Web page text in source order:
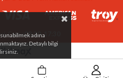
Cuma08:30-17:30
adına
Detaylı bilgi